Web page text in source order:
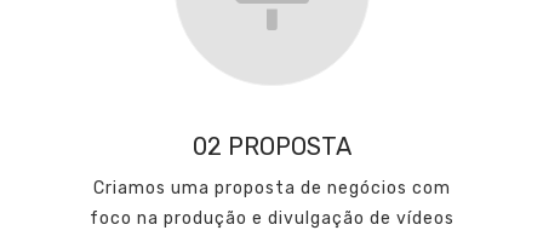
02 PROPOSTA
Criamos uma proposta de negócios com
foco na produção e divulgação de vídeos